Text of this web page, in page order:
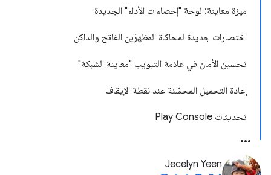
ميزة معاينة: لوحة "إحصاءات الأداء" الجديدة
اختصارات جديدة لمحاكاة المظهرَين الفاتح والداكن
تحسين الأمان في علامة التبويب "معاينة الشبكة"
إعادة التحميل المحسّنة عند نقطة الإيقاف
تحديثات Play Console
Jecelyn Yeen